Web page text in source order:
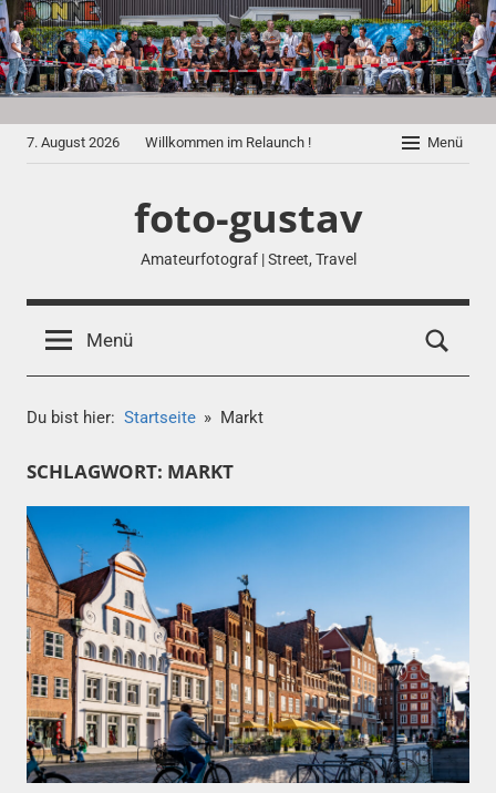
Zum
Inhalt
springen
7. August 2026 Willkommen im Relaunch ! Menü
foto-gustav
Amateurfotograf | Street, Travel
Menü
Du bist hier: Startseite Markt
SCHLAGWORT: MARKT